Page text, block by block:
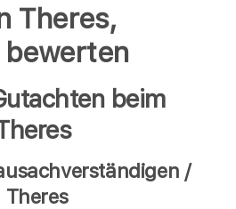
Theres,
beim
/